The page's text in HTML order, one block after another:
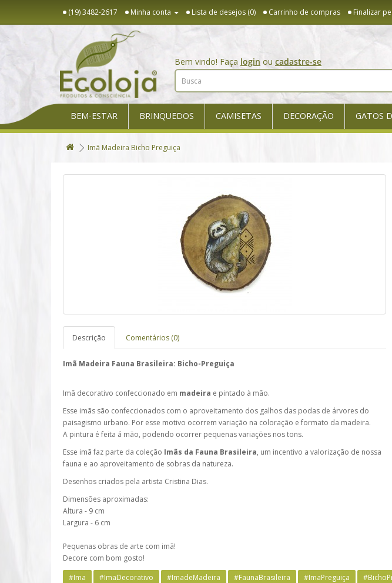
(19) 3482-2617 Minha conta Lista de desejos (0) Carrinho de compras Finalizar
Bem vindo! Faça login ou cadastre-se
BEM-ESTAR BRINQUEDOS CAMISETAS DECORAÇÃO GATOS
Imã Madeira Bicho Preguiça
Descrição Comentários (0)
Imã Madeira Fauna Brasileira: Bicho-Preguiça
Imã decorativo confeccionado em madeira e pintado à mão.
Esse imãs são confeccionados com o aproveitamento dos galhos das podas de árvores do
paisagismo urbano. Por esse motivo ocorrem variação na coloração e formato da madeira.
A pintura é feita á mão, podendo ocorrer pequenas variações nos tons.
Esse imã faz parte da coleção Imãs da Fauna Brasileira, um incentivo a valorização de nossa
fauna e ao aproveitamento de sobras da natureza.
Desenhos criados pela artista Cristina Dias.
Dimensões aproximadas:
Altura - 9 cm
Largura - 6 cm
Pequenas obras de arte com imã!
Decore com bom gosto!
#Ima #ImaDecorativo #ImadeMadeira #FaunaBrasileira #ImaPreguiça